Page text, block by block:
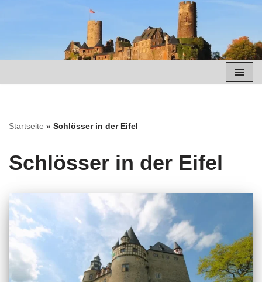
springen
Startseite » Schlösser in der Eifel
Schlösser in der Eifel